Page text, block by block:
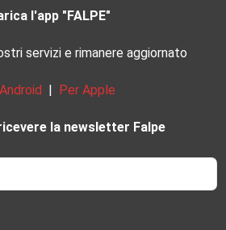
l'app "FALPE"
servizi e rimanere aggiornato
| Per Apple
la newsletter Falpe